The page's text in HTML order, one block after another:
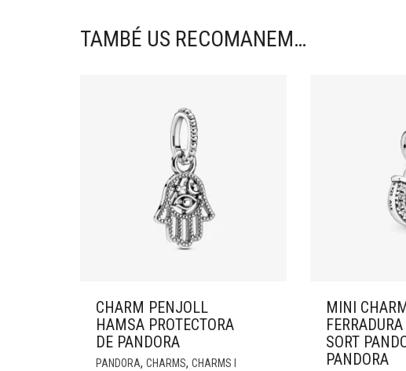
TAMBÉ US RECOMANEM…
CHARM PENJOLL
HAMSA PROTECTORA
DE PANDORA
PANDORA, CHARMS, CHARMS I
MINI
SORT
PANDORA